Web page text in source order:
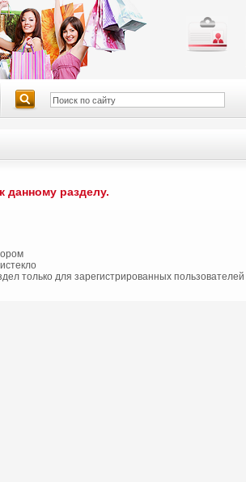
данному разделу.
только для зарегистрированных пользователей